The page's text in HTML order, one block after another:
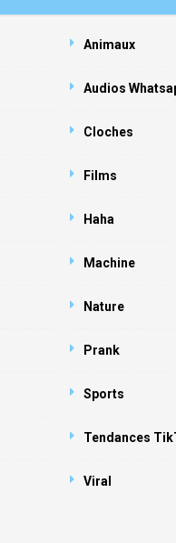
Animaux
Audios
Cloches
Films
Haha
Machine
Nature
Prank
Sports
Tendances
Viral